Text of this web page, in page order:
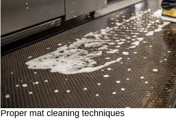
Proper mat cleaning techniques